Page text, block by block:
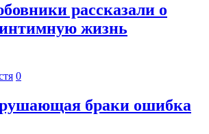
рассказали о
жизнь
0
браки ошибка